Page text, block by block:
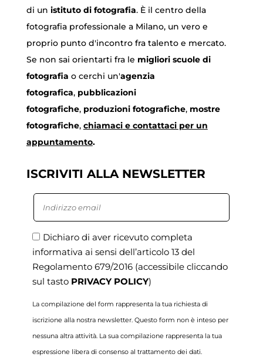
di un istituto di fotografia. È il centro della
fotografia professionale a Milano, un vero e
proprio punto d'incontro fra talento e mercato.
Se non sai orientarti fra le migliori scuole di
fotografia o cerchi un'agenzia
fotografica, pubblicazioni
fotografiche, produzioni fotografiche, mostre
fotografiche, chiamacie contattaci per un
appuntamento.
ISCRIVITI ALLA NEWSLETTER
Dichiaro di aver ricevuto completa
informativa ai sensi dell’articolo 13 del
Regolamento 679/2016 (accessibile cliccando
sul tasto PRIVACY POLICY)
La compilazione del form rappresenta la tua richiesta di
iscrizione alla nostra newsletter. Questo form non è inteso per
nessuna altra attività. La sua compilazione rappresenta la tua
espressione libera di consenso al trattamento dei dati.